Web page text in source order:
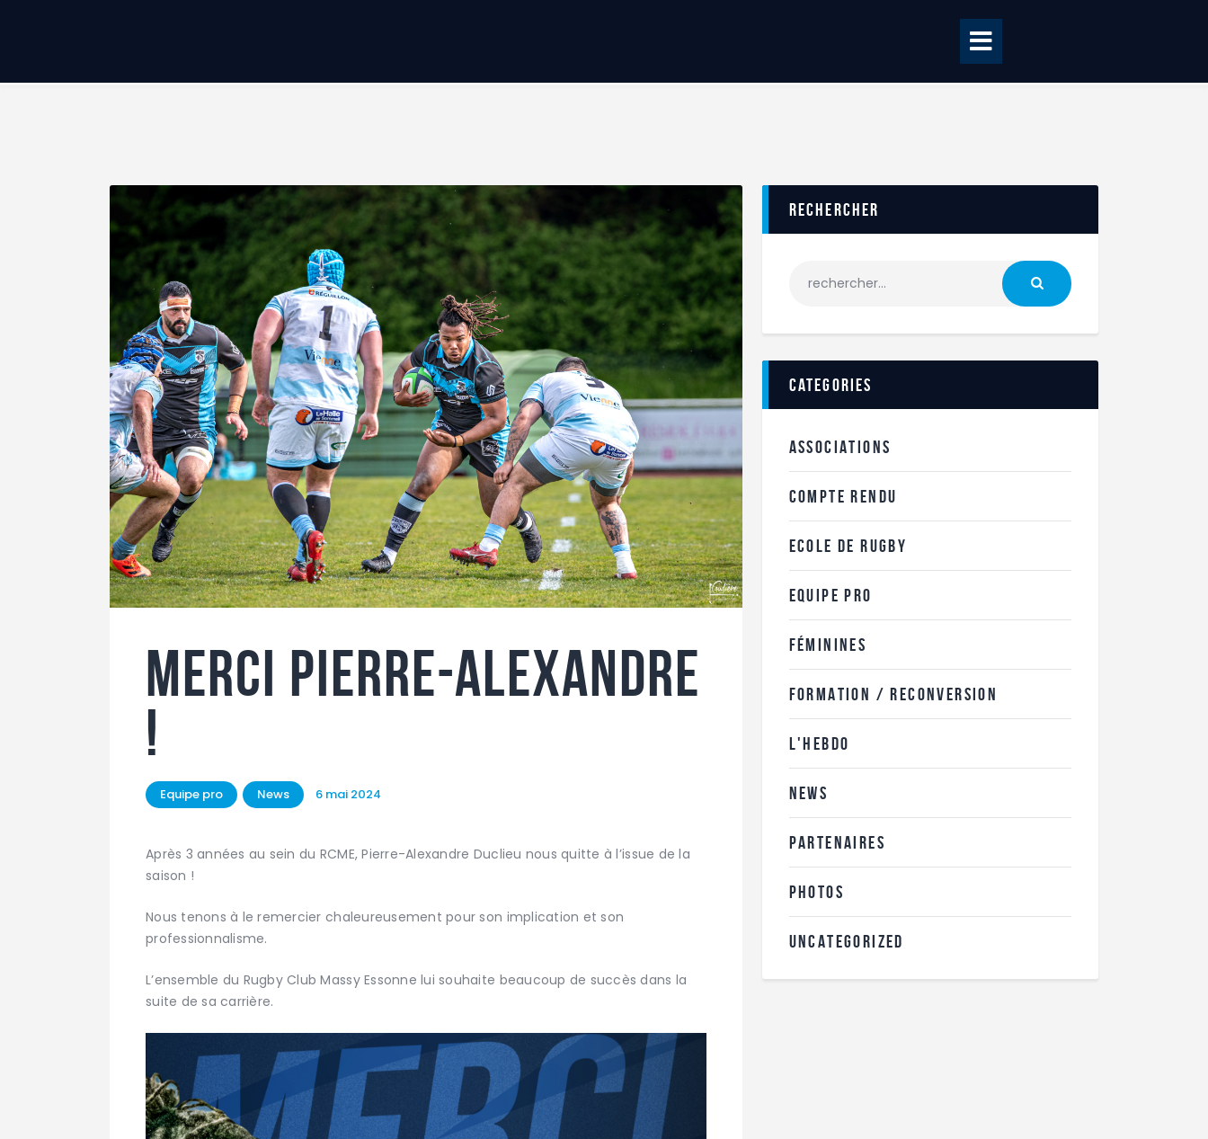
BOUTIQUE
ENTREPRISES & PARTENAIRES
TAXE D’APPRENTISSAGE
MÉCÉNAT
FORMATION / RECONVERSION
RSE
ACTUALITÉS
Contact
Merci Pierre-Alexandre
!
Equipe pro News 6 mai 2024
Après 3 années au sein du RCME, Pierre-Alexandre Duclieu nous quitte à l’issue de la
saison !
Nous tenons à le remercier chaleureusement pour son implication et son
professionnalisme.
L’ensemble du Rugby Club Massy Essonne lui souhaite beaucoup de succès dans la
suite de sa carrière.
Rechercher
categories
ASSOCIATIONS
COMPTE RENDU
ECOLE DE RUGBY
EQUIPE PRO
FÉMININES
FORMATION / RECONVERSION
L'HEBDO
NEWS
PARTENAIRES
PHOTOS
UNCATEGORIZED